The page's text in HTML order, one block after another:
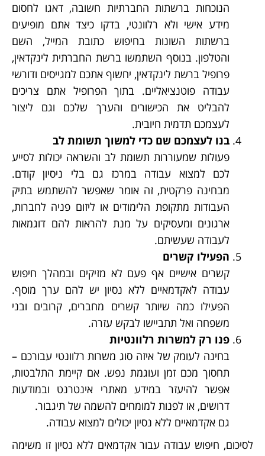
הנוכחות ברשתות החברתיות חשובה, דאגו לחסום
מידע אישי ולא רלוונטי, בדקו כיצד אתם מופיעים
ברשתות השונות בחיפוש כתובת המייל, השם
והטלפון. בנוסף השתמשו ברשת החברתית לינקדאין,
פרופיל ברשת לינקדאין, יחשוף אתכם למגייסים ודורשי
עבודה פוטנציאליים. בתוך הפרופיל אתם צריכים
להבליט את הכישורים והערך שלכם וגם ליצור
לעצמכם תדמית חיובית.
בנו לעצמכם שם כדי למשוך תשומת לב
פעולות שמעוררות תשומת לב והשראה יכולות לסייע
לכם למצוא עבודה במרכז גם בלי ניסיון קודם.
מבחינה פרקטית, זה אומר שאפשר להשתמש בתיק
העבודות מתקופת הלימודים או ליזום פניה לחברות,
ארגונים ומעסיקים על מנת להראות להם דוגמאות
לעבודה שעשיתם.
הפעילו קשרים
קשרים אישיים אף פעם לא מזיקים ובמהלך חיפוש
עבודה לאקדמאיים ללא נסיון יש להם ערך מוסף.
הפעילו כמה שיותר קשרים מחברים, קרובים ובני
משפחה ואל תתביישו לבקש עזרה.
פנו רק למשרות רלוונטיות
בחינה לעומק של איזה סוג משרות רלוונטי עבורכם –
תחסוך מכם זמן ועוגמת נפש. אם קיימת התלבטות,
אפשר להיעזר במידע מאתרי אינטרנט ובמודעות
דרושים, או לפנות למומחים להשמה של תיגבור.
גם אקדמאיים ללא נסיון יכולים למצוא עבודה.
לסיכום, חיפוש עבודה עבור אקדמאים ללא נסיון זו משימה